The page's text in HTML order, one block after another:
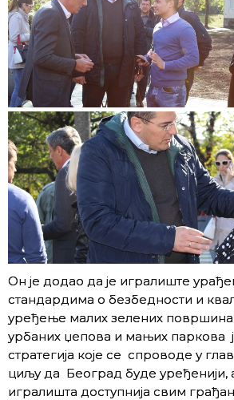
Он је додао да је игралиште
стандардима о безбедности и
уређење малих зелених површина
урбаних џепова и мањих паркова
стратегија које се спроводе у
циљу да Београд буде уређенији,
игралишта доступнија свим